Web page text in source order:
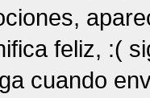
feliz, :(
cuando